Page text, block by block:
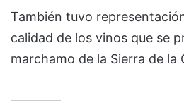
También tuvo
calidad de los vinos que se
marchamo de la Sierra de la